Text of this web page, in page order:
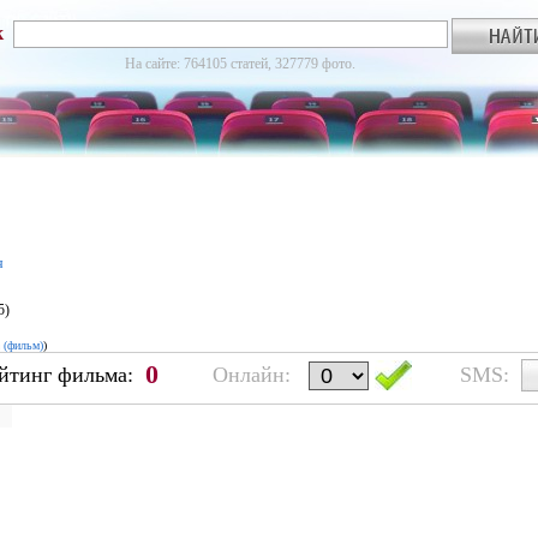
На сайте: 764105 статей, 327779 фото.
(фильм))
фильма: 0 Онлайн: SMS: